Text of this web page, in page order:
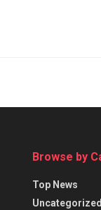
Browse by
Top News
Uncategorized